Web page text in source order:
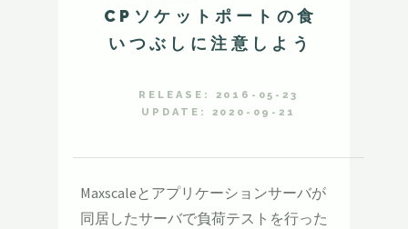
CPソケットポートの食
いつぶしに注意しよう
RELEASE: 2016-05-23
UPDATE: 2020-09-21
Maxscaleとアプリケーションサーバが
同居したサーバで負荷テストを行った